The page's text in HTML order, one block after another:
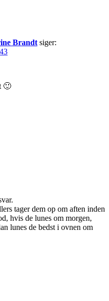
Brandt siger:
🙂
tager dem op om aften inden
hvis de lunes om morgen,
lunes de bedst i ovnen om